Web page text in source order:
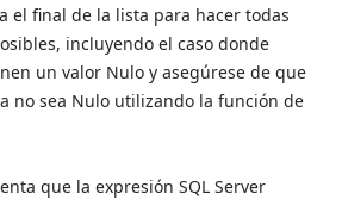
el final de la lista para hacer todas
incluyendo el caso donde
un valor Nulo y asegúrese de que
no sea Nulo utilizando la función de
que la expresión SQL Server